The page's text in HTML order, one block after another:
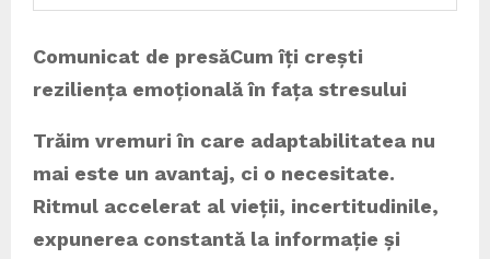
Comunicat de presăCum îți crești
reziliența emoțională în fața stresului
Trăim vremuri în care adaptabilitatea nu
mai este un avantaj, ci o necesitate.
Ritmul accelerat al vieții, incertitudinile,
expunerea constantă la informație și